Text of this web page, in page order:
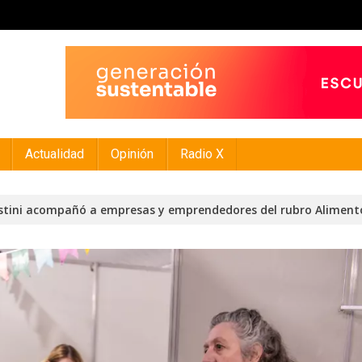
Actualidad Opinión Radio X
acompañó a empresas y emprendedores del rubro